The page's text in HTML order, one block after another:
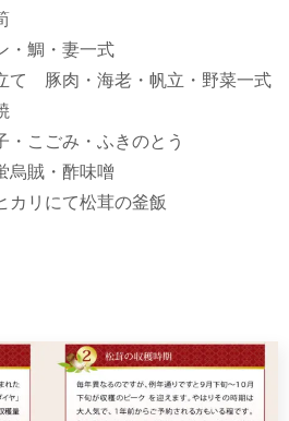
・鯛・妻一式
て 豚肉・海老・帆立・野菜一式
・こごみ・ふきのとう
烏賊・酢味噌
カリにて松茸の釜飯